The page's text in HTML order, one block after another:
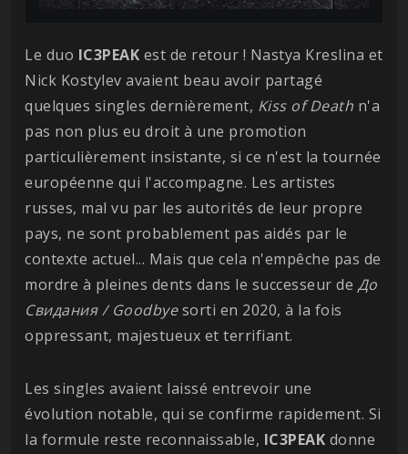
Le duo IC3PEAK est de retour ! Nastya Kreslina et
Nick Kostylev avaient beau avoir partagé
quelques singles dernièrement, Kiss of Death n'a
pas non plus eu droit à une promotion
particulièrement insistante, si ce n'est la tournée
européenne qui l'accompagne. Les artistes
russes, mal vu par les autorités de leur propre
pays, ne sont probablement pas aidés par le
contexte actuel... Mais que cela n'empêche pas de
mordre à pleines dents dans le successeur de До
Свидания / Goodbyesorti en 2020, à la fois
oppressant, majestueux et terrifiant.
Les singles avaient laissé entrevoir une
évolution notable, qui se confirme rapidement. Si
la formule reste reconnaissable, IC3PEAK donne